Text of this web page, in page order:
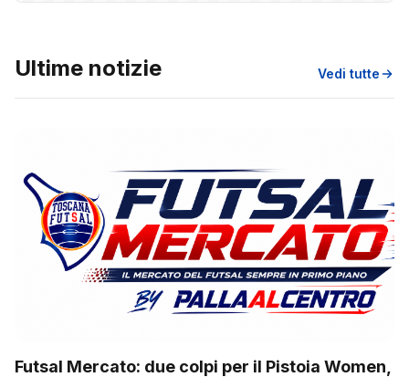
Ultime notizie Vedi tutte
Futsal Mercato: due colpi per il Pistoia Women,